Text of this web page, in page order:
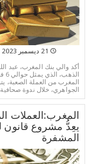
أكد والي بنك المغرب، عبد
المغرب من العملة الصعبة،
الجواهري، خلال ندوة
المغرب:العملات
يعِدُّ مشروع قانون
المشفرة